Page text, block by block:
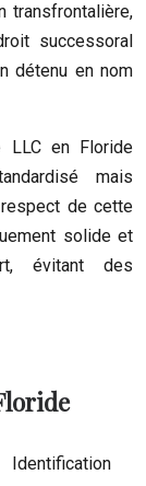
transfrontalière,
successoral
détenu en nom
LLC en Floride
mais
de cette
solide et
évitant des